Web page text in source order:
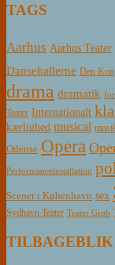
TAGS
Aarhus Aarhus Teater
Dansehallerne Den
drama dramatik
Teater Internationalt
kærlighed musical
Odense Opera
Performanceinstallation
Scener i København sex
Sydhavn Teater Teater Grob
TILBAGEBLIK